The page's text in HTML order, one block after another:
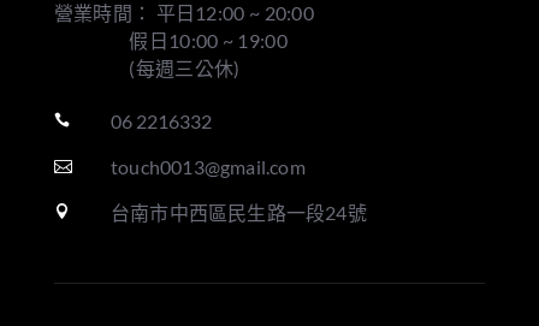
營業時間： 平日12:00 ~ 20:00
假日10:00 ~ 19:00
(每週三公休)
 06 2216332
 touch0013@gmail.com
 台南市中西區民生路一段24號